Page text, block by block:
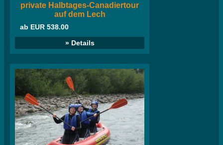
private Halbtages-Canadiertour
auf dem Lech
ab EUR 538.00
» Details